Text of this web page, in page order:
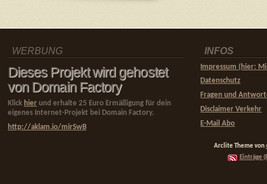
WERBUNG
Dieses Projekt wird gehostet
von Domain Factory
Klick hier und erhalte 25 Euro Ermäßigung für dein
eigenes Internet-Projekt bei Domain Factory.
http://aklam.io/mirSwB
INFOS
Impressum (hier:
Datenschutz
Fragen und
Disclaimer Verkehr
E-Mail Abo
Arclite Theme von
Einträge